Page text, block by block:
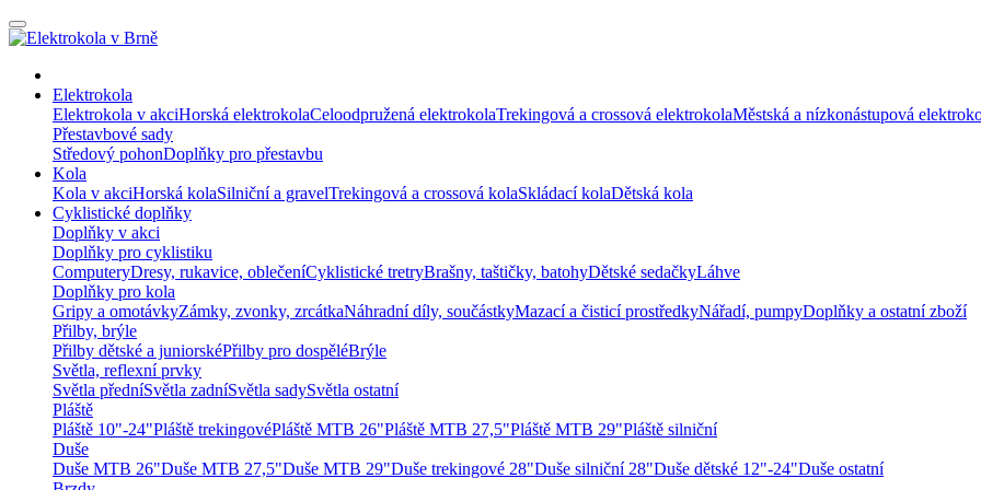
Elektrokola
Elektrokola v akciHorská elektrokolaCeloodpružená elektrokolaTrekingová a crossová elektrokolaMěstská a nízkonástupová
Přestavbové sady
Středový pohonDoplňky pro přestavbu
Kola
Kola v akciHorská kolaSilniční a gravelTrekingová a crossová kolaSkládací kolaDětská kola
Cyklistické doplňky
Doplňky v akci
Doplňky pro cyklistiku
ComputeryDresy, rukavice, oblečeníCyklistické tretryBrašny, taštičky, batohyDětské sedačkyLáhve
Doplňky pro kola
Gripy a omotávkyZámky, zvonky, zrcátkaNáhradní díly, součástkyMazací a čisticí prostředkyNářadí, pumpyDoplňky a ostatní zboží
Přilby, brýle
Přilby dětské a juniorskéPřilby pro dospěléBrýle
Světla, reflexní prvky
Světla předníSvětla zadníSvětla sadySvětla ostatní
Pláště
Pláště 10"-24"Pláště trekingovéPláště MTB 26"Pláště MTB 27,5"Pláště MTB 29"Pláště silniční
Duše
Duše MTB 26"Duše MTB 27,5"Duše MTB 29"Duše trekingové 28"Duše silniční 28"Duše dětské 12"-24"Duše ostatní